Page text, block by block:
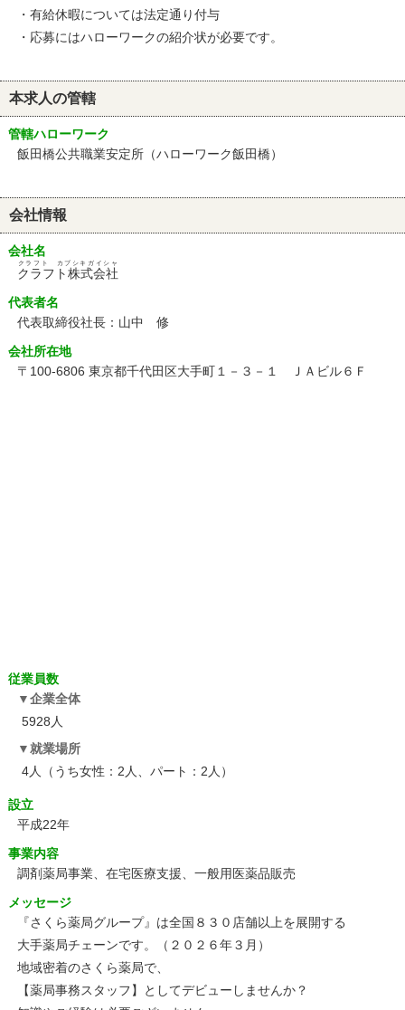
・有給休暇については法定通り付与
・応募にはハローワークの紹介状が必要です。
本求人の管轄
管轄ハローワーク
飯田橋公共職業安定所（ハローワーク飯田橋）
会社情報
会社名
クラフト株式会社
クラフト カブシキガイシャ
代表者名
代表取締役社長：山中 修
会社所在地
〒100-6806 東京都千代田区大手町１－３－１ ＪＡビル６Ｆ
従業員数
企業全体
5928人
就業場所
4人（うち女性：2人、パート：2人）
設立
平成22年
事業内容
調剤薬局事業、在宅医療支援、一般用医薬品販売
メッセージ
『さくら薬局グループ』は全国８３０店舗以上を展開する
大手薬局チェーンです。（２０２６年３月）
地域密着のさくら薬局で、
【薬局事務スタッフ】としてデビューしませんか？